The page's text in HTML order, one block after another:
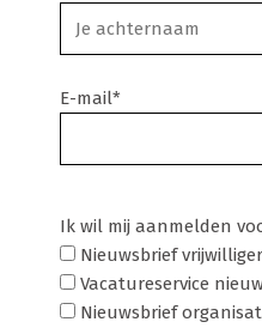
E-mail*
Ik wil mij aanmelden
Nieuwsbrief
Vacatureservice
Nieuwsbrief